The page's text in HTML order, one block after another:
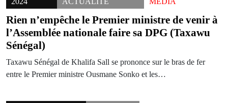
Rien n’empêche le Premier ministre de venir à
l’Assemblée nationale faire sa DPG (Taxawu
Sénégal)
Taxawu Sénégal de Khalifa Sall se prononce sur le bras de fer
entre le Premier ministre Ousmane Sonko et les…